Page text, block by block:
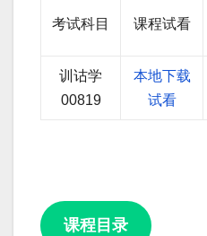
考试科目 课程试看
训诂学
00819
本地下载
试看
课程目录